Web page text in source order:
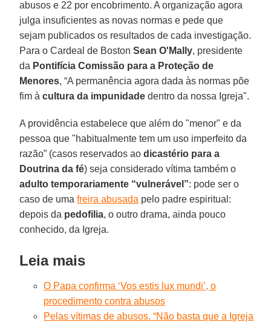
abusos e 22 por encobrimento. A organização agora
julga insuficientes as novas normas e pede que
sejam publicados os resultados de cada investigação.
Para o Cardeal de BostonSean O'Mally, presidente
da Pontifícia Comissão para a Proteção de
Menores, “A permanência agora dada às normas põe
fim àcultura da impunidade dentro da nossa Igreja".
A providência estabelece que além do "menor" e da
pessoa que "habitualmente tem um uso imperfeito da
razão” (casos reservados aodicastério para a
Doutrina da fé) seja considerado vítima também o
adulto temporariamente “vulnerável”: pode ser o
caso de umafreira abusada pelo padre espiritual:
depois da pedofilia, o outro drama, ainda pouco
conhecido, da Igreja.
Leia mais
O Papa confirma ‘Vos estis lux mundi’, o
procedimento contra abusos
Pelas vítimas de abusos. “Não basta que a Igreja